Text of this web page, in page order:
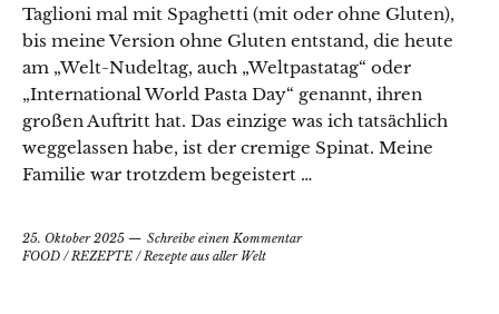
Taglioni mal mit Spaghetti (mit oder ohne Gluten),
bis meine Version ohne Gluten entstand, die heute
am „Welt-Nudeltag, auch „Weltpastatag“ oder
„International World Pasta Day“ genannt, ihren
großen Auftritt hat. Das einzige was ich tatsächlich
weggelassen habe, ist der cremige Spinat. Meine
Familie war trotzdem begeistert …
25. Oktober 2025
Schreibe einen Kommentar
FOOD / REZEPTE / Rezepte aus aller Welt